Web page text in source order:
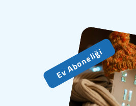
Ev Aboneliği